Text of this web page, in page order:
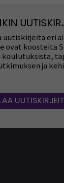
uutiskirjeitä eri
ovat koosteita
koulutuksista,
ja